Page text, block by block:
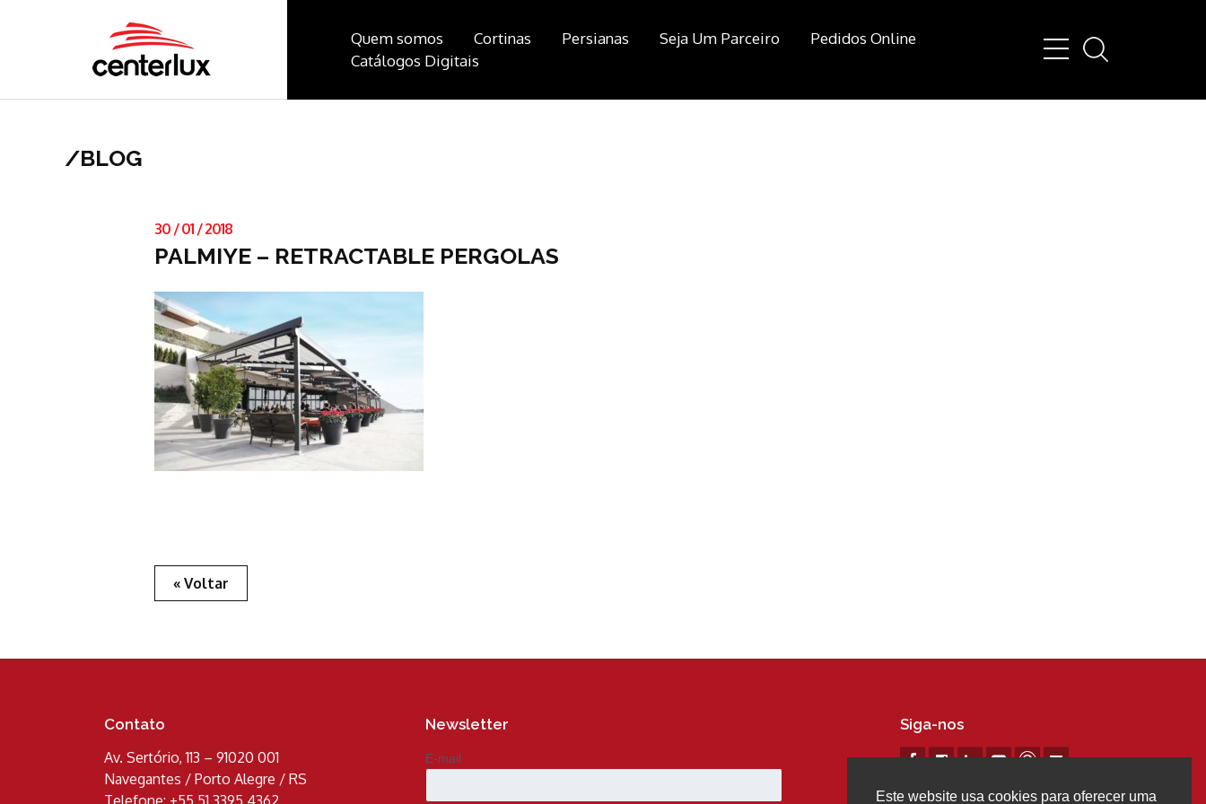
Quem somos Cortinas Persianas Seja Um Parceiro
Pedidos Online
Catálogos Digitais
/BLOG
30 /01 /2018
PALMIYE – RETRACTABLE PERGOLAS
« Voltar
Contato
Av. Sertório, 113 – 91020 001
Navegantes / Porto Alegre / RS
Newsletter
E-mail
Siga-nos
Este website usa cookies para oferecer uma